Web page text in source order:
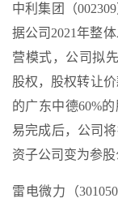
中利集团（
据公司2021年整
营模式，公司拟
股权，股权转让
的广东中德60%
易完成后，公司
资子公司变为参股
雷电微力（